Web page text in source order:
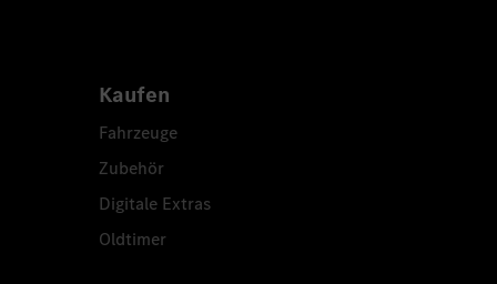
Kaufen
Fahrzeuge
Zubehör
Digitale Extras
Oldtimer